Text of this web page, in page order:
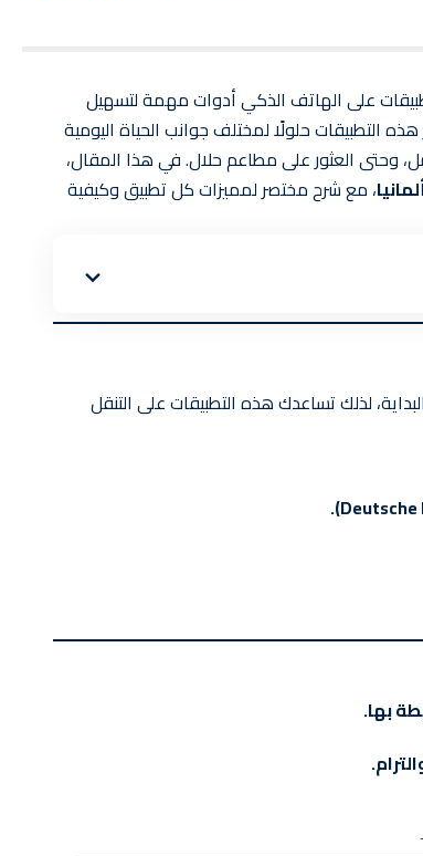
على الهاتف الذكي أدوات مهمة لتسهيل
التطبيقات حلولًا لمختلف جوانب الحياة اليومية
وحتى العثور على مطاعم حلال. في هذا المقال،
، مع شرح مختصر لمميزات كل تطبيق وكيفية
لذلك تساعدك هذه التطبيقات على التنقل
.
بها.